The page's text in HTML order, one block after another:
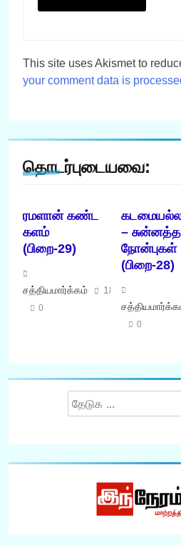
This site uses Akismet to
your comment data is
தொடர்புடையவை:
ரமளான் கண்ட
களம்
(பிறை-29)
சத்தியமார்க்கம் 18/03/2026
0
–
நோன்புகள்
(பிறை-28)
0